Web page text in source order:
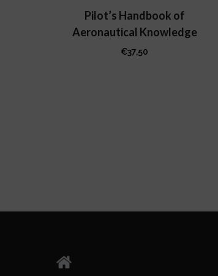
Pilot’s Handbook of
Aeronautical Knowledge
€37,50